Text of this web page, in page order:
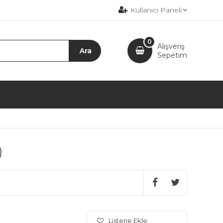
Kullanıcı Paneli
Alışveriş
Sepetim
0
Listene Ekle